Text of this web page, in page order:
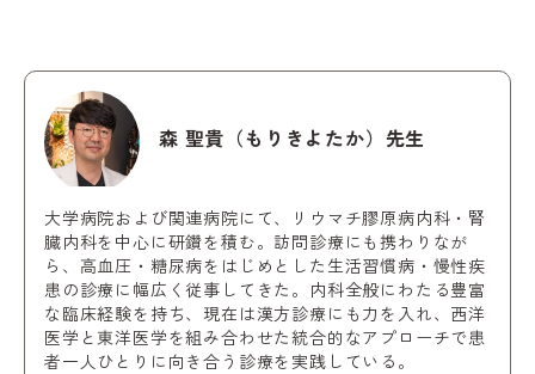
森 聖貴（もりきよたか）先生
大学病院および関連病院にて、リウマチ膠原病内科・腎
臓内科を中心に研鑽を積む。訪問診療にも携わりなが
ら、高血圧・糖尿病をはじめとした生活習慣病・慢性疾
患の診療に幅広く従事してきた。内科全般にわたる豊富
な臨床経験を持ち、現在は漢方診療にも力を入れ、西洋
医学と東洋医学を組み合わせた統合的なアプローチで患
者一人ひとりに向き合う診療を実践している。